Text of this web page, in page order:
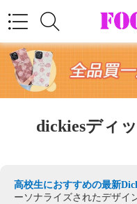
dickiesディ
高校生におすすめの最新
ーソナライズされたデザイ